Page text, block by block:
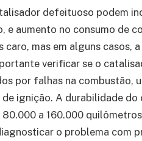
defeituoso podem
e aumento no consumo de
caro, mas em alguns casos,
verificar se o
por falhas na combustão,
ignição. A durabilidade
a 160.000
o problema com